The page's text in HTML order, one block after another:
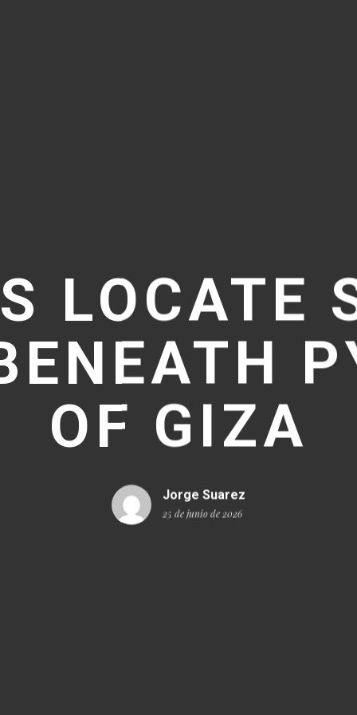
LOCATE
OF GIZA
Jorge Suarez
25 de junio de 2026